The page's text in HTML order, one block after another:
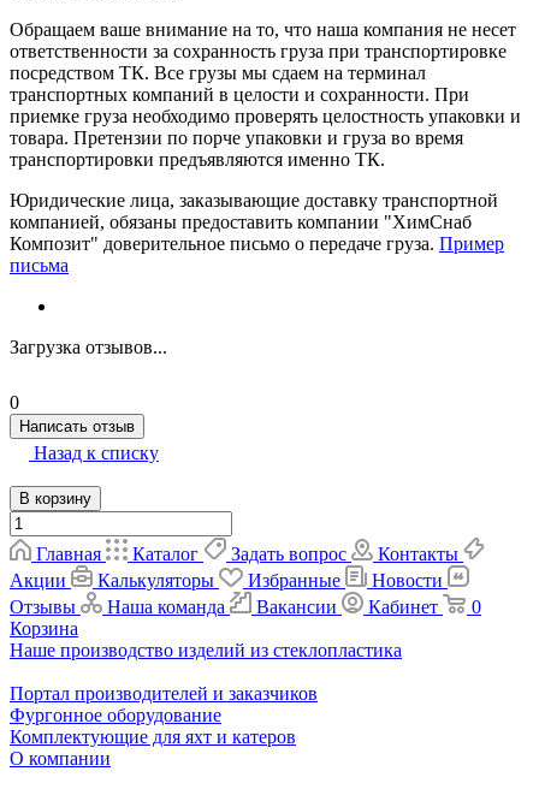
Обращаем ваше внимание на то, что наша компания не несет
ответственности за сохранность груза при транспортировке
посредством ТК. Все грузы мы сдаем на терминал
транспортных компаний в целости и сохранности. При
приемке груза необходимо проверять целостность упаковки и
товара. Претензии по порче упаковки и груза во время
транспортировки предъявляются именно ТК.
Юридические лица, заказывающие доставку транспортной
компанией, обязаны предоставить компании "ХимСнаб
Композит" доверительное письмо о передаче груза. Пример
письма
Загрузка отзывов...
0
Написать отзыв
Назад к списку
В корзину
Главная Каталог Задать вопрос
Контакты
Акции
Калькуляторы Избранные
Новости
Отзывы
Наша команда Вакансии Кабинет
0
Корзина
Наше производство изделий из стеклопластика
Портал производителей и заказчиков
Фургонное оборудование
Комплектующие для яхт и катеров
О компании